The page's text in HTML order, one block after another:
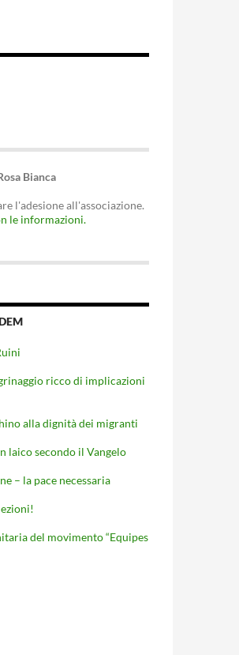
Bianca
l'adesione all'associazione.
le informazioni.
ricco di implicazioni
alla dignità dei migranti
laico secondo il Vangelo
– la pace necessaria
del movimento “Equipes